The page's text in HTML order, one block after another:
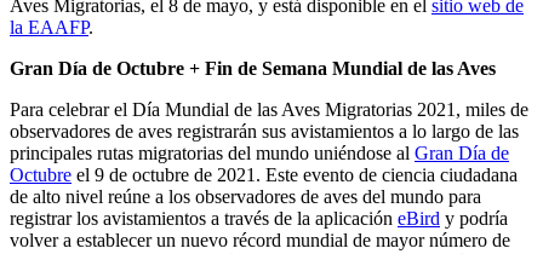
Aves Migratorias, el 8 de mayo, y está disponible en el sitio web de
la EAAFP.
Gran Día de Octubre + Fin de Semana Mundial de las Aves
Para celebrar el Día Mundial de las Aves Migratorias 2021, miles de
observadores de aves registrarán sus avistamientos a lo largo de las
principales rutas migratorias del mundo uniéndose al Gran Día de
Octubre el 9 de octubre de 2021. Este evento de ciencia ciudadana
de alto nivel reúne a los observadores de aves del mundo para
registrar los avistamientos a través de la aplicación eBird y podría
volver a establecer un nuevo récord mundial de mayor número de